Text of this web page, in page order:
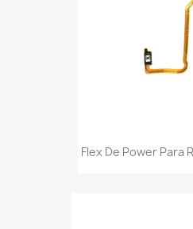
Flex De Power Para